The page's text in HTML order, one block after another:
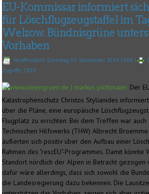
EU-Kommissar informiert
für Löschflugzeugstaffel im
Welzow. Bündnisgrüne
Vorhaben
Veröffentlicht: Dienstag, 03. September 2019 19:06 |
Zugriffe: 7839
Der
Katastrophenschutz Christos Stylianides
über die Pläne, eine europäische
Flugplatz zu errichten. Bei dem Treffen war
Technischen Hilfswerks (THW) Albrecht
äußerten sich positiv über den Aufbau einer
Rahmen des "rescEU"-Programmes. Damit
Standort nördlich der Alpen in Betracht gezogen
dafür wäre allerdings, dass sich sowohl die
die Landesregierung dazu bekennen. Die